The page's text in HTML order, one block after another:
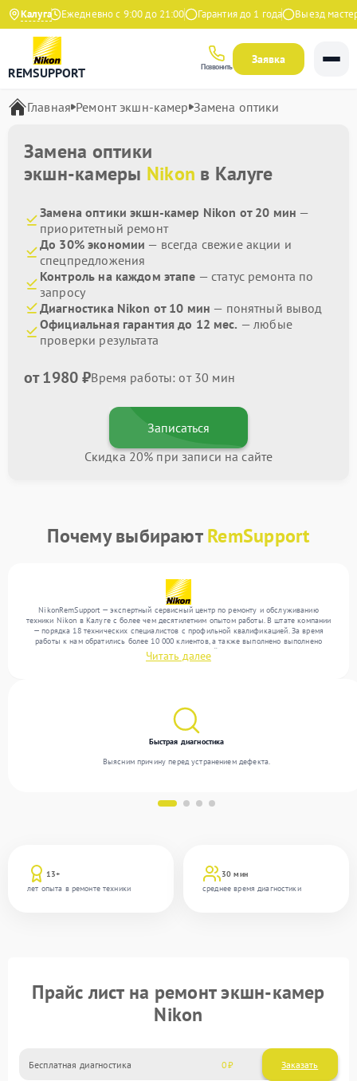
Калуга
Яндекс Ежедневно с 9:00 до 21:00 Гарантия до 1 года Выезд мастера
REMSUPPORT Позвонить
Заявка
Главная Ремонт экшн-камер Замена оптики
Замена оптики
экшн-камеры Nikon в Калуге
Замена оптики экшн-камер Nikon от 20 мин —
приоритетный ремонт
До 30% экономии — всегда свежие акции и
спецпредложения
Контроль на каждом этапе — статус ремонта по
запросу
Диагностика Nikon от 10 мин — понятный вывод
Официальная гарантия до 12 мес. — любые
проверки результата
от 1980 ₽Время работы: от 30 мин
Записаться
Скидка 20% при записи на сайте
Почему выбираютRemSupport
NikonRemSupport — экспертный сервисный центр по ремонту и обслуживанию
техники Nikon в Калуге с более чем десятилетним опытом работы. В штате компании
— порядка 18 технических специалистов с профильной квалификацией. За время
работы к нам обратились более 10 000 клиентов, а также выполнено выполнено
более 12 000 ремонтов. Ежемесячно в сервисный центр поступает более 300
устройств, включая , , . Мы устраняем поломки любой сложности и обеспечиваем
Читать далее
13+
лет опыта в ремонте техники
30 мин
среднее время диагностики
Быстрая диагностика
Выясним причину перед устранением дефекта.
Прайс лист на ремонт экшн-камер
Nikon
Бесплатная диагностика 0 Заказать